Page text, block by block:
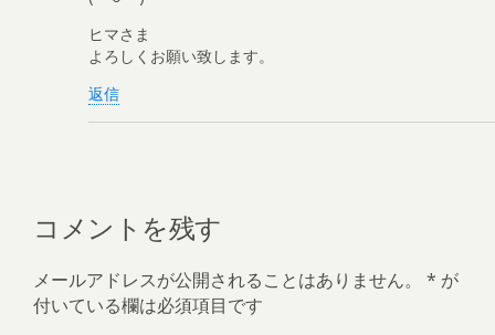
ヒマさま
よろしくお願い致します。
返信
コメントを残す
メールアドレスが公開されることはありません。 * が
付いている欄は必須項目です